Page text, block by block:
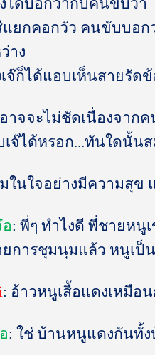
ได้บอกว่ากับคนขับว่า
ยกคอกวัว คนขับบอก
าง
จ๊ก็ได้แอบเห็นสายรั
าจจะไม่ชัดเนื่องจาก
เจ๊ได้หรอก...ทันใดนั้น
มในใจอย่างมีความสุข
อ: พี่ๆ ทำไงดี พี่ชายหนู
ยการชุมนุมแล้ว หนูเป็
: อ้าวหนูเสื้อแดงเหมือ
: ใช่ บ้านหนูแดงกันทั้ง